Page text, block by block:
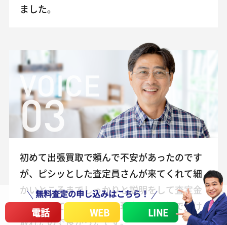
ました。
VOICE
03
初めて出張買取で頼んで不安があったのです
が、ピシッとした査定員さんが来てくれて細
かいところまでしっかりと説明をして査定金
額を出してくれました。現金でその場で受け
取れたので良かったです。
無料査定の申し込みはこちら！
電話 WEB LINE